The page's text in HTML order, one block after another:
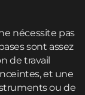
nécessite pas
sont assez
de travail
et une
ou de